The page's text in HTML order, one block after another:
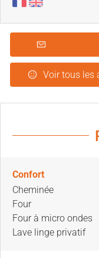
Voir tous les
Confort
Cheminée
Four
Four à micro ondes
Lave linge privatif